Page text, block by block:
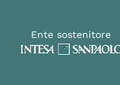
Ente sostenitore